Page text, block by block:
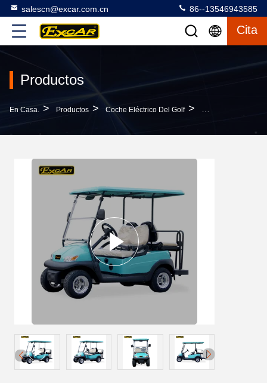
salescn@excar.com.cn 86--13546943585
Cita
Productos
En Casa. > Productos > Coche Eléctrico Del Golf > Acelerador Único